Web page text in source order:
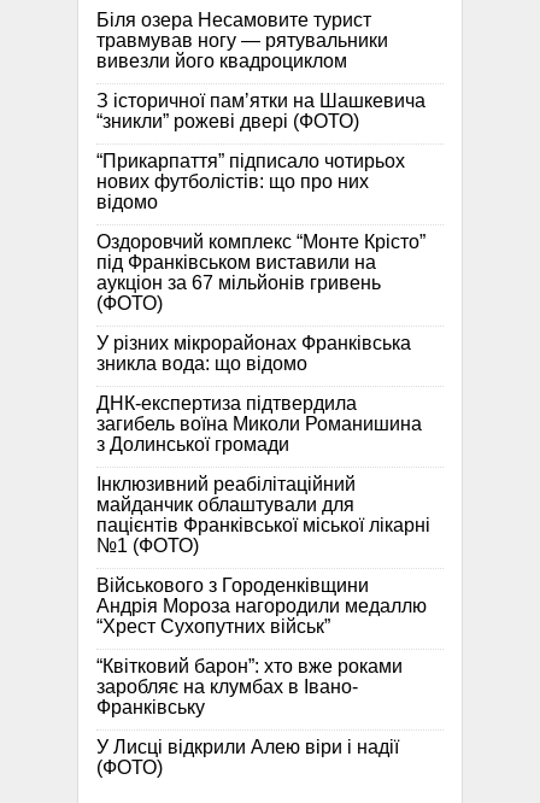
Біля озера Несамовите турист
травмував ногу — рятувальники
вивезли його квадроциклом
З історичної памʼятки на Шашкевича
“зникли” рожеві двері (ФОТО)
“Прикарпаття” підписало чотирьох
нових футболістів: що про них
відомо
Оздоровчий комплекс “Монте Крісто”
під Франківськом виставили на
аукціон за 67 мільйонів гривень
(ФОТО)
У різних мікрорайонах Франківська
зникла вода: що відомо
ДНК-експертиза підтвердила
загибель воїна Миколи Романишина
з Долинської громади
Інклюзивний реабілітаційний
майданчик облаштували для
пацієнтів Франківської міської лікарні
№1 (ФОТО)
Військового з Городенківщини
Андрія Мороза нагородили медаллю
“Хрест Сухопутних військ”
“Квітковий барон”: хто вже роками
заробляє на клумбах в Івано-
Франківську
У Лисці відкрили Алею віри і надії
(ФОТО)